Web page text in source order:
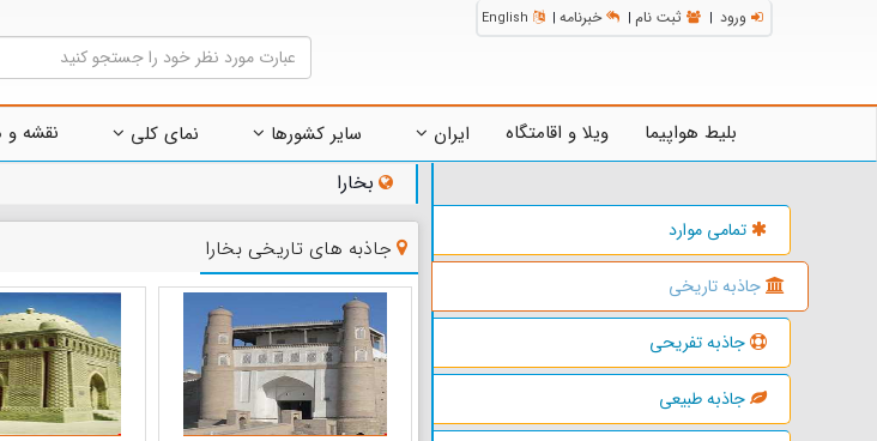
ورود | ثبت نام | خبرنامه |
English
بلیط هواپیما ویلا و اقامتگاه ایران سایر کشورها نمای کلی نقشه
تمامی موارد
جاذبه تاریخی
جاذبه تفریحی
جاذبه طبیعی
بخارا
جاذبه های تاریخی بخارا